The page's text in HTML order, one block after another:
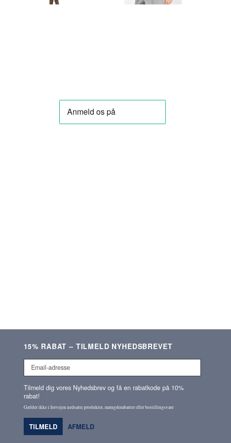
og lækre produkter.
15% RABAT – TILMELD NYHEDSBREVET
Email-
adresse
Tilmeld dig vores Nyhedsbrev og få en rabatkode på 10%
rabat!
Gælder ikke i forvejen nedsatte produkter, mængderabatter eller bestillingsvare
TILMELD AFMELD